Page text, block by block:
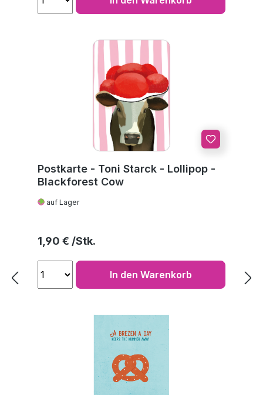
Postkarte - Toni Starck - Lollipop -
Blackforest Cow
auf Lager
Regulärer Preis:
1,90 €
In den Warenkorb